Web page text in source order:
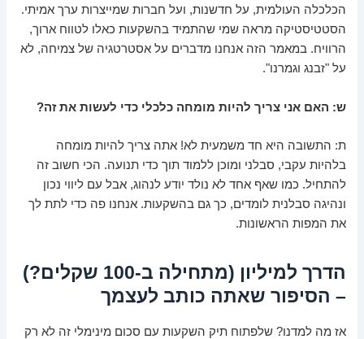
הכלכלה העולמית, על חדשנות, ועל חברות שמייצרות ערך אמיתי.
הסטטיסטיקה מראה שמי שהתמיד בהשקעות כאלו לטווח ארוך,
הרוויח. במאמר הזה אנחנו מדברים על אסטרטגיה של צמיחה, לא
על "זבנג וגמרנו".
ש: האם אני צריך להיות מומחה כלכלי כדי לעשות את זה?
ת: התשובה היא חד משמעית לא! אתה צריך להיות מומחה
בלהיות עקבי, סבלני ומוכן ללמוד תוך כדי תנועה. הכי חשוב זה
להתחיל. כמו שאף אחד לא נולד יודע לנהוג, אבל עם ליווי נכון
ונהיגה סבלנית לומדים, כך גם בהשקעות. אנחנו פה כדי לתת לך
את המפות הראשונות.
הדרך למיליון (מתחילה ב-100 שקלים?)
– הסיפור שאתה כותב לעצמך
אז מה למדנו? שלפתוח תיק השקעות עם סכום מינימלי זה לא רק